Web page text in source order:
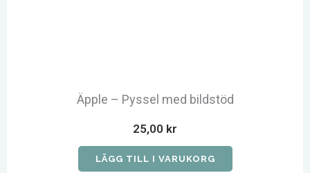
Äpple – Pyssel med bildstöd
25,00 kr
LÄGG TILL I VARUKORG